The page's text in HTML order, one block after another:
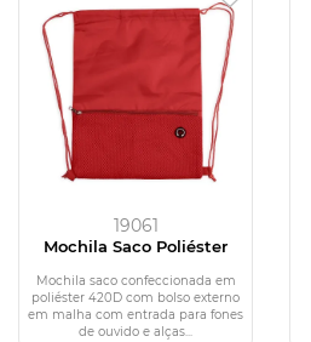
19061
Mochila Saco Poliéster
Mochila saco confeccionada em
poliéster 420D com bolso externo
em malha com entrada para fones
de ouvido e alças...